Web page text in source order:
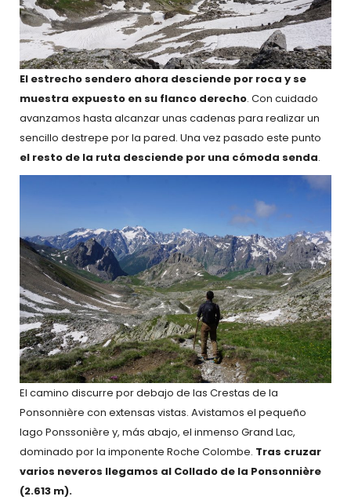
El estrecho sendero ahora desciende por roca y se
muestra expuesto en su flanco derecho. Con cuidado
avanzamos hasta alcanzar unas cadenas para realizar un
sencillo destrepe por la pared. Una vez pasado este punto
el resto de la ruta desciende por una cómoda senda.
El camino discurre por debajo de las Crestas de la
Ponsonnière con extensas vistas. Avistamos el pequeño
lago Ponssonière y, más abajo, el inmenso Grand Lac,
dominado por la imponente Roche Colombe. Tras cruzar
varios neveros llegamos al Collado de la Ponsonnière
(2.613 m).